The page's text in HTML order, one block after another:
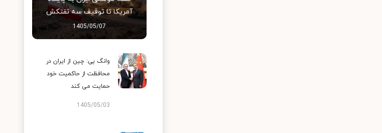
آمریکا تا توقیف سه نفتکش
1405/05/07
وانگ یی: چین از ایران در
محافظت از حاکمیت خود
حمایت می کند
1405/05/03